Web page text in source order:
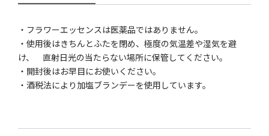
・フラワーエッセンスは医薬品ではありません。
・使用後はきちんとふたを閉め、極度の気温差や湿気を避
け、 直射日光の当たらない場所に保管してください。
・開封後はお早目にお使いください。
・酒税法により加塩ブランデーを使用しています。